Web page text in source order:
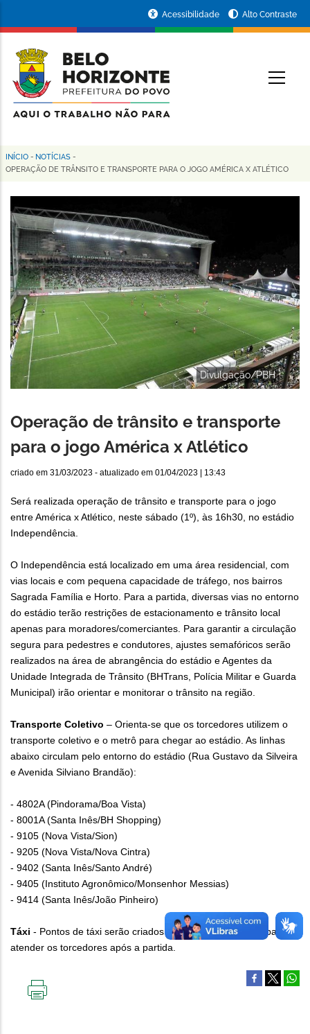
conteúdo
principal
da
Prefeitura
de
Horizonte
Acessibilidade Alto Contraste
Trilha
navegação
INÍCIO - NOTÍCIAS -
OPERAÇÃO DE TRÂNSITO E TRANSPORTE PARA O JOGO AMÉRICA X ATLÉTICO
Divulgação/PBH
Operação de trânsito e transporte
para o jogo América x Atlético
criado em 31/03/2023 - atualizado em 01/04/2023 | 13:43
Será realizada operação de trânsito e transporte para o jogo
entre América x Atlético, neste sábado (1º), às 16h30, no estádio
Independência.
O Independência está localizado em uma área residencial, com
vias locais e com pequena capacidade de tráfego, nos bairros
Sagrada Família e Horto. Para a partida, diversas vias no entorno
do estádio terão restrições de estacionamento e trânsito local
apenas para moradores/comerciantes. Para garantir a circulação
segura para pedestres e condutores, ajustes semafóricos serão
realizados na área de abrangência do estádio e Agentes da
Unidade Integrada de Trânsito (BHTrans, Polícia Militar e Guarda
Municipal) irão orientar e monitorar o trânsito na região.
Transporte Coletivo – Orienta-se que os torcedores utilizem o
transporte coletivo e o metrô para chegar ao estádio. As linhas
abaixo circulam pelo entorno do estádio (Rua Gustavo da Silveira
e Avenida Silviano Brandão):
- 4802A (Pindorama/Boa Vista)
- 8001A (Santa Inês/BH Shopping)
- 9105 (Nova Vista/Sion)
- 9205 (Nova Vista/Nova Cintra)
- 9402 (Santa Inês/Santo André)
- 9405 (Instituto Agronômico/Monsenhor Messias)
- 9414 (Santa Inês/João Pinheiro)
Táxi - Pontos de táxi serão criados no entorno do estádio para
atender os torcedores após a partida.